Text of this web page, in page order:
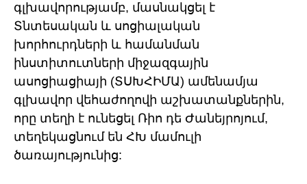
գլխավորությամբ, մասնակցել է
Տնտեսական և սոցիալական
խորհուրդների և համանման
ինստիտուտների միջազգային
ասոցիացիայի (ՏՍԽՀԻՄԱ) ամենամյա
գլխավոր վեհաժողովի աշխատանքներին,
որը տեղի է ունեցել Ռիո դե Ժանեյրոյում,
տեղեկացնում են ՀԽ մամուլի
ծառայությունից: